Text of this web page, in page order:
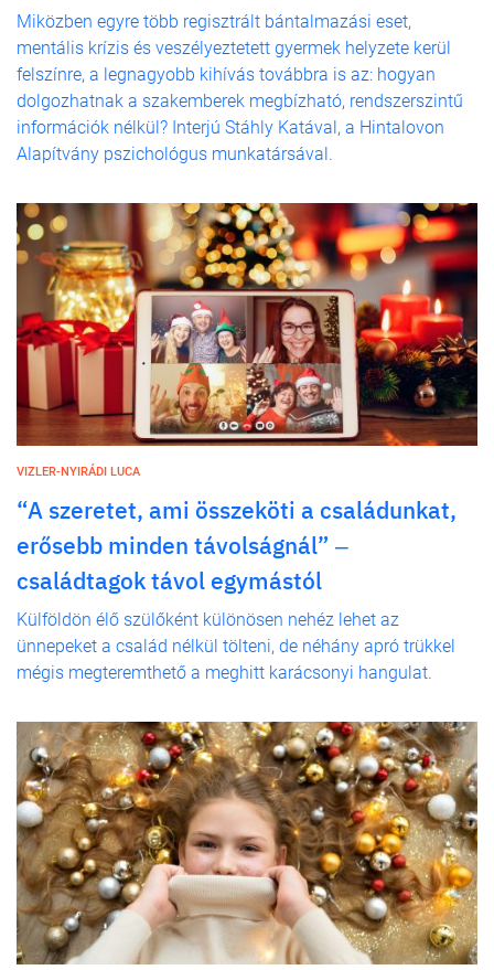
Miközben egyre több regisztrált bántalmazási eset,
mentális krízis és veszélyeztetett gyermek helyzete kerül
felszínre, a legnagyobb kihívás továbbra is az: hogyan
dolgozhatnak a szakemberek megbízható, rendszerszintű
információk nélkül? Interjú Stáhly Katával, a Hintalovon
Alapítvány pszichológus munkatársával.
VIZLER-NYIRÁDI LUCA
“A szeretet, ami összeköti a családunkat,
erősebb minden távolságnál” ‒
családtagok távol egymástól
Külföldön élő szülőként különösen nehéz lehet az
ünnepeket a család nélkül tölteni, de néhány apró trükkel
mégis megteremthető a meghitt karácsonyi hangulat.